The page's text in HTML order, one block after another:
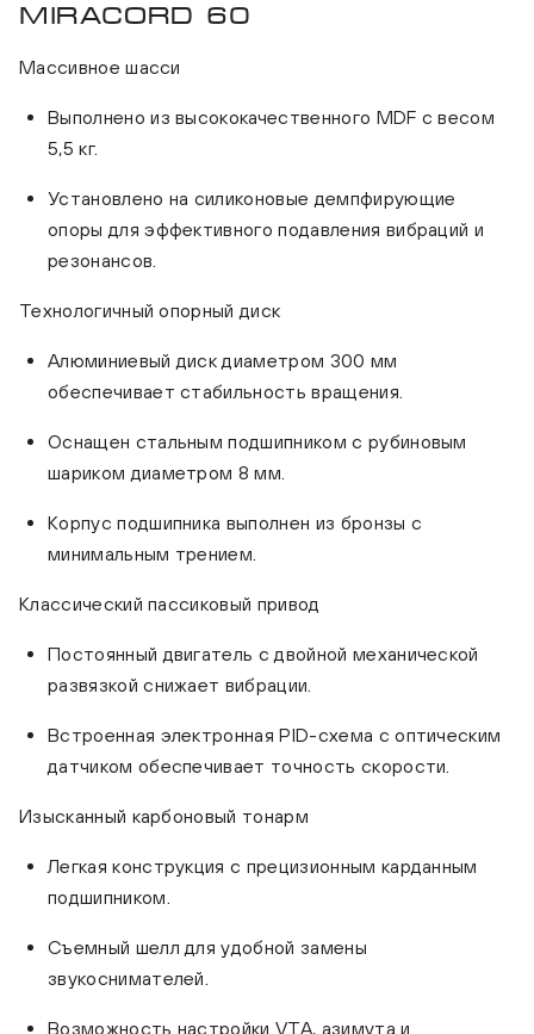
Miracord 60
Массивное шасси
Выполнено из высококачественного MDF с весом
5,5 кг.
Установлено на силиконовые демпфирующие
опоры для эффективного подавления вибраций и
резонансов.
Технологичный опорный диск
Алюминиевый диск диаметром 300 мм
обеспечивает стабильность вращения.
Оснащен стальным подшипником с рубиновым
шариком диаметром 8 мм.
Корпус подшипника выполнен из бронзы с
минимальным трением.
Классический пассиковый привод
Постоянный двигатель с двойной механической
развязкой снижает вибрации.
Встроенная электронная PID-схема с оптическим
датчиком обеспечивает точность скорости.
Изысканный карбоновый тонарм
Легкая конструкция с прецизионным карданным
подшипником.
Съемный шелл для удобной замены
звукоснимателей.
Возможность настройки VTA, азимута и